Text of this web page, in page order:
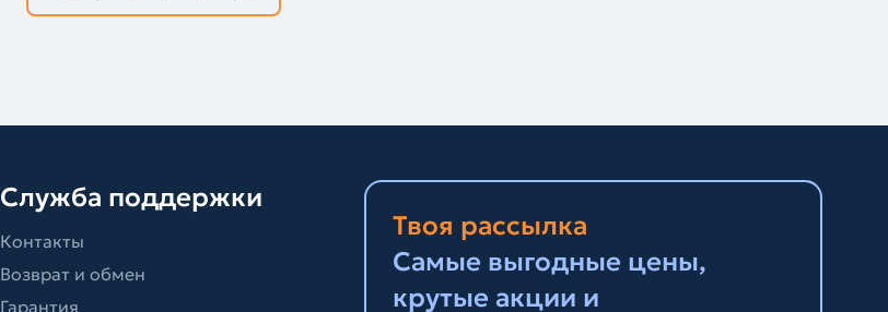
Служба поддержки
Контакты
Возврат и обмен
Гарантия
Твоя рассылка
Самые выгодные цены,
крутые акции и